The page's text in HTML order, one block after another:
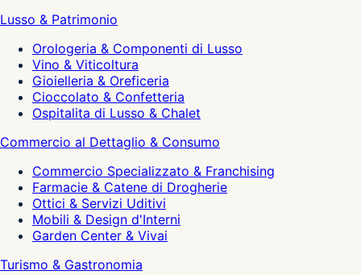
Lusso & Patrimonio
Orologeria & Componenti di Lusso
Vino & Viticoltura
Gioielleria & Oreficeria
Cioccolato & Confetteria
Ospitalita di Lusso & Chalet
Commercio al Dettaglio & Consumo
Commercio Specializzato & Franchising
Farmacie & Catene di Drogherie
Ottici & Servizi Uditivi
Mobili & Design d'Interni
Garden Center & Vivai
Turismo & Gastronomia